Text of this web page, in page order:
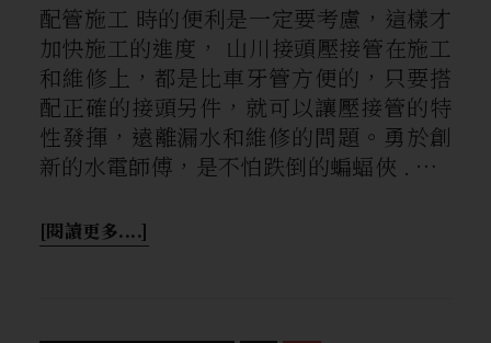
配管施工 時的便利是一定要考慮，這樣才
加快施工的進度， 山川接頭壓接管在施工
和維修上，都是比車牙管方便的，只要搭
配正確的接頭另件，就可以讓壓接管的特
性發揮，遠離漏水和維修的問題。勇於創
新的水電師傅，是不怕跌倒的蝙蝠俠 . …
[閱讀更多....]